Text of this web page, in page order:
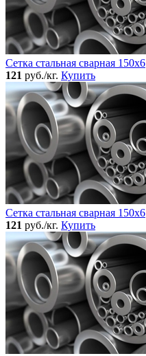
Сетка стальная сварная 150x6
121 руб./кг. Купить
Сетка стальная сварная 150x6
121 руб./кг. Купить